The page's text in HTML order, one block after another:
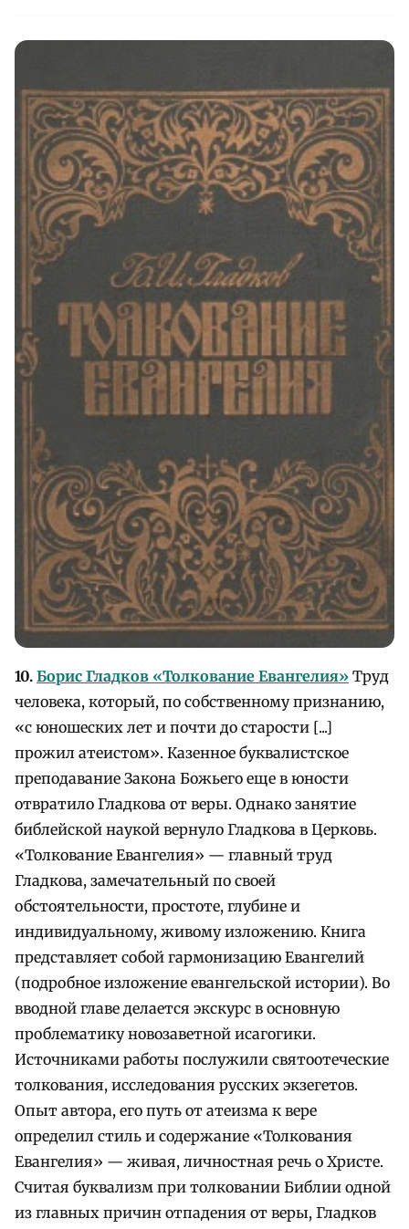
10. Борис Гладков «Толкование Евангелия» Труд
человека, который, по собственному признанию,
«с юношеских лет и почти до старости [...]
прожил атеистом». Казенное буквалистское
преподавание Закона Божьего еще в юности
отвратило Гладкова от веры. Однако занятие
библейской наукой вернуло Гладкова в Церковь.
«Толкование Евангелия» — главный труд
Гладкова, замечательный по своей
обстоятельности, простоте, глубине и
индивидуальному, живому изложению. Книга
представляет собой гармонизацию Евангелий
(подробное изложение евангельской истории). Во
вводной главе делается экскурс в основную
проблематику новозаветной исагогики.
Источниками работы послужили святоотеческие
толкования, исследования русских экзегетов.
Опыт автора, его путь от атеизма к вере
определил стиль и содержание «Толкования
Евангелия» — живая, личностная речь о Христе.
Считая буквализм при толковании Библии одной
из главных причин отпадения от веры, Гладков